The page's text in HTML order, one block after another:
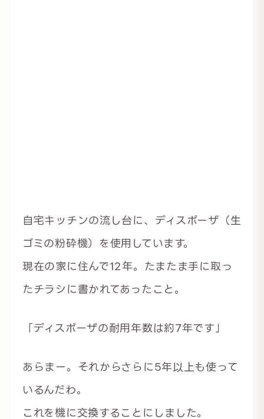
自宅キッチンの流し台に、ディスポーザ（生
ゴミの粉砕機）を使用しています。
現在の家に住んで12年。たまたま手に取っ
たチラシに書かれてあったこと。
「ディスポーザの耐用年数は約7年です」
あらまー。それからさらに5年以上も使って
いるんだわ。
これを機に交換することにしました。